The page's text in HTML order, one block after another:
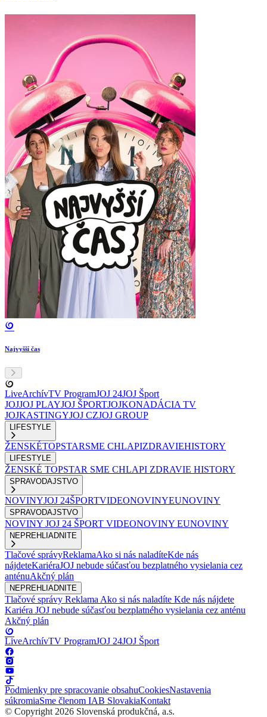
Najvyšší čas
LiveArchívTV ProgramJOJ 24JOJ Šport
JOJJOJ PLAYJOJ ŠPORTJOJKONADÁCIA TV
JOJKASTINGYJOJ CZJOJ GROUP
LIFESTYLE
ŽENSKÉTOPSTARSME CHLAPIZDRAVIEHISTORY
LIFESTYLE
ŽENSKÉ TOPSTAR SME CHLAPI ZDRAVIE HISTORY
SPRAVODAJSTVO
NOVINYJOJ 24ŠPORTVIDEONOVINYEUNOVINY
SPRAVODAJSTVO
NOVINY JOJ 24 ŠPORT VIDEONOVINY EUNOVINY
NEPREHLIADNITE
Tlačové správyReklamaAko si nás naladíteKde nás
nájdeteKariéraJOJ nebude súčasťou bezplatného vysielania cez
anténuAkčný plán
NEPREHLIADNITE
Tlačové správy Reklama Ako si nás naladíte Kde nás nájdete
Kariéra JOJ nebude súčasťou bezplatného vysielania cez anténu
Akčný plán
LiveArchívTV ProgramJOJ 24JOJ Šport
Podmienky pre spracovanie obsahuCookiesNastavenia
súkromiaSme členom IAB SlovakiaKontakt
© Copyright 2026 Slovenská produkčná, a.s.